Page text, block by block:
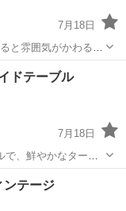
7月18日
にならないと思い
ドテーブル
7月18日
、鮮やかなターコ
どご理解くださ
ンテージ